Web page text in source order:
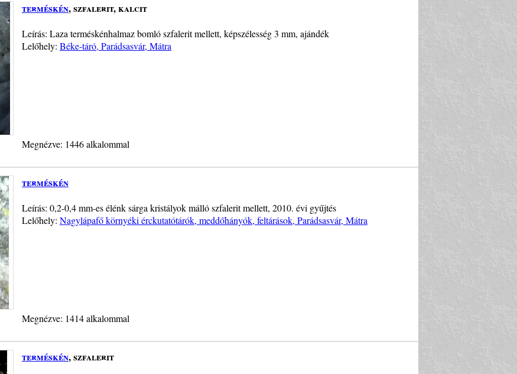
terméskén, szfalerit, kalcit
Leírás: Laza terméskénhalmaz bomló szfalerit mellett, képszélesség 3 mm, ajándék
Lelőhely: Béke-táró, Parádsasvár, Mátra
Megnézve: 1446 alkalommal
terméskén
Leírás: 0,2-0,4 mm-es élénk sárga kristályok málló szfalerit mellett, 2010. évi gyűjtés
Lelőhely: Nagylápafő környéki érckutatótárók, meddőhányók, feltárások, Parádsasvár, Mátra
Megnézve: 1414 alkalommal
terméskén, szfalerit